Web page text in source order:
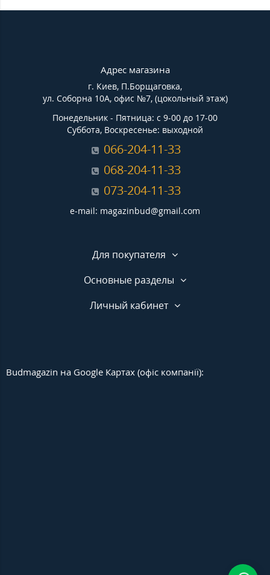
Адрес магазина
г. Киев, П.Борщаговка,
ул. Соборна 10А, офис №7, (цокольный этаж)
Понедельник - Пятница: с 9-00 до 17-00
Суббота, Воскресенье: выходной
066-204-11-33
068-204-11-33
073-204-11-33
e-mail: magazinbud@gmail.com
Для покупателя
Основные разделы
Личный кабинет
Budmagazin на Google Картах (офіс компанії):